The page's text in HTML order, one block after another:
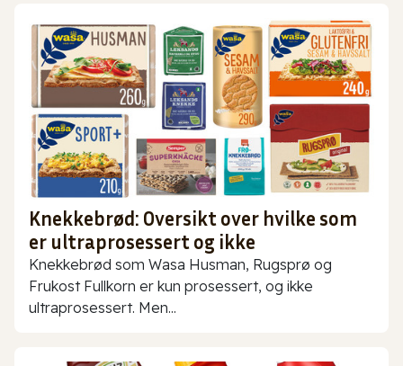
Knekkebrød: Oversikt over hvilke som
er ultraprosessert og ikke
Knekkebrød som Wasa Husman, Rugsprø og
Frukost Fullkorn er kun prosessert, og ikke
ultraprosessert. Men...